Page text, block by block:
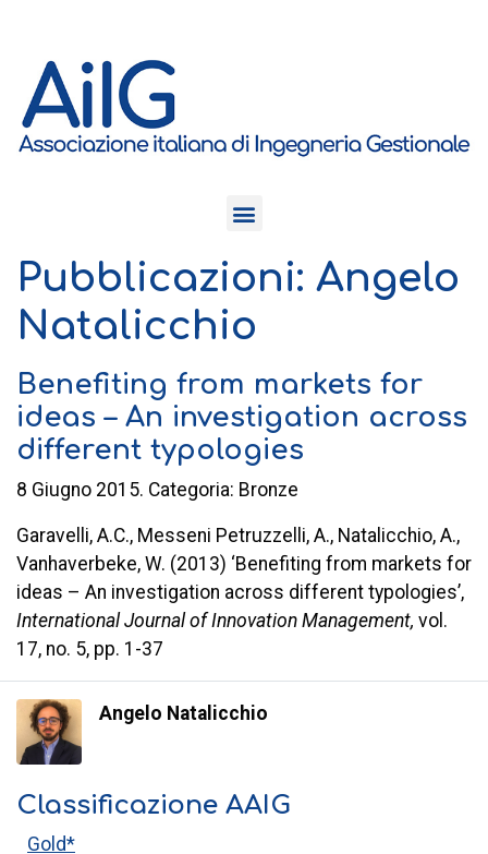
Pubblicazioni: Angelo
Natalicchio
Benefiting from markets for
ideas – An investigation across
different typologies
8 Giugno 2015. Categoria: Bronze
Garavelli, A.C., Messeni Petruzzelli, A., Natalicchio, A.,
Vanhaverbeke, W. (2013) ‘Benefiting from markets for
ideas – An investigation across different typologies’,
International Journal of Innovation Management, vol.
17, no. 5, pp. 1-37
Angelo Natalicchio
Classificazione AAIG
Gold*